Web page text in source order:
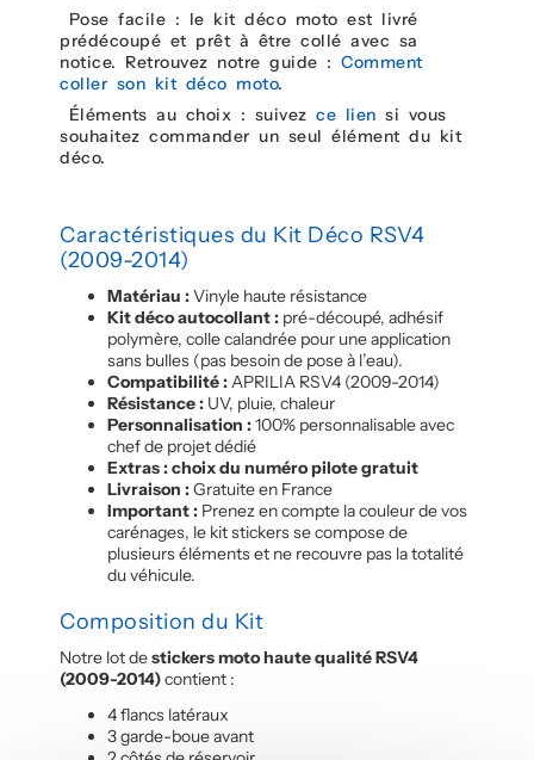
Pose facile : le kit déco moto est livré
prédécoupé et prêt à être collé avec sa
notice. Retrouvez notre guide : Comment
coller son kit déco moto.
Éléments au choix : suivez ce lien si vous
souhaitez commander un seul élément du kit
déco.
Caractéristiques du Kit Déco RSV4
(2009-2014)
Matériau :Vinyle haute résistance
Kit déco autocollant : pré-découpé, adhésif
polymère, colle calandrée pour une application
sans bulles (pas besoin de pose à l’eau).
Compatibilité :APRILIA RSV4 (2009-2014)
Résistance : UV, pluie, chaleur
Personnalisation :100% personnalisable avec
chef de projet dédié
Extras : choix du numéro pilote gratuit
Livraison :Gratuite en France
Important : Prenez en compte la couleur de vos
carénages, le kit stickers se compose de
plusieurs éléments et ne recouvre pas la totalité
du véhicule.
Composition du Kit
Notre lot destickers moto haute qualité RSV4
(2009-2014)contient :
4 flancs latéraux
3 garde-boue avant